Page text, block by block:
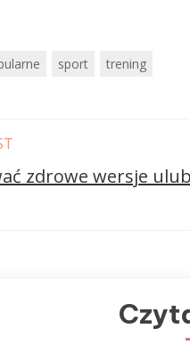
sport trening
zdrowe wersje